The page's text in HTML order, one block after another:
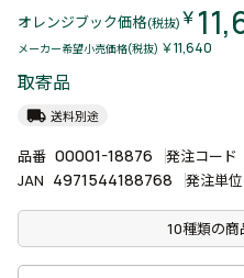
オレンジブック価格(税抜) ￥
メーカー希望小売価格(税抜) ￥11,640
取寄品
local_shipping 送料別途
品番 00001-18876 発注コード
JAN 4971544188768 発注単位
10種類の